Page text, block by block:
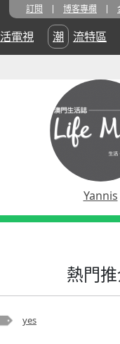
訂閱 博客專欄
生活電視 潮流特區
Yannis
熱門
yes